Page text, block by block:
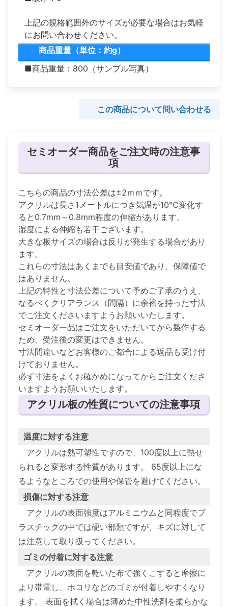
上記の規格範囲外のサイズが必要な場合はお気軽
にお問い合わせください。
商品重量（単位：約g）
■商品重量：800（サンプル写真）
この商品について問い合わせる
セミオーダー商品をご注文時の注意事
項
こちらの商品の寸法公差は±2ｍｍです。
アクリルは長さ1メートルにつき気温が10℃変化す
ると0.7mm～0.8mm程度の伸縮があります。
湿度による伸縮も若干ございます。
大きな板サイズの場合は反りが発生する場合があり
ます。
これらの寸法はあくまでも目安値であり、保障値で
はありません。
上記の特性と寸法公差について予めご了承のうえ、
なるべくクリアランス（間隔）に余裕を持った寸法
でご注文くださいますようお願いいたします。
セミオーダー品はご注文をいただいてから製作する
ため、受注後の変更はできません。
寸法間違いなどお客様のご都合による返品も受け付
けておりません。
必ず寸法をよくお確かめになってからご注文くださ
いますようお願いいたします。
アクリル板の性質についての注意事項
温度に対する注意
アクリルは熱可塑性ですので、100度以上に熱せ
られると変形する性質があります。 65度以上にな
るようなところでの使用や保管を避けてください。
損傷に対する注意
アクリルの表面強度はアルミニウムと同程度でプ
ラスチックの中では硬い部類ですが、キズに対して
は注意して取り扱ってください。
ゴミの付着に対する注意
アクリルの表面を乾いた布で強くこすると摩擦に
より帯電し、ホコリなどのゴミが付着しやすくなり
ます。 表面を拭く場合は薄めた中性洗剤を柔らかな